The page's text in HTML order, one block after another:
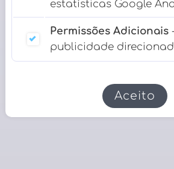
estatísticas Google
Permissões Adicionais
publicidade
Aceito